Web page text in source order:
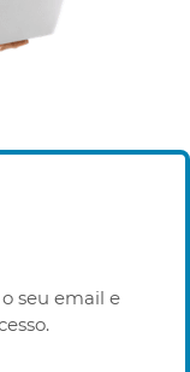
o seu email e